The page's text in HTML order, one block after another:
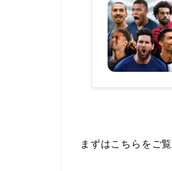
まずはこちらをご覧